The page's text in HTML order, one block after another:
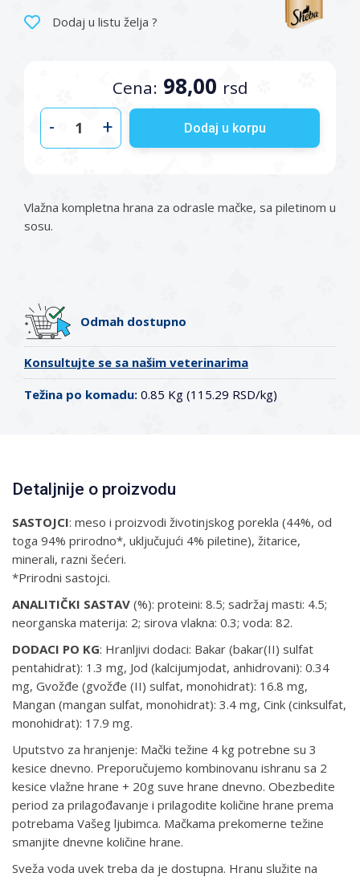
Dodaj u listu želja ?
Cena: 98,00 rsd
- + Dodaj u korpu
Vlažna kompletna hrana za odrasle mačke, sa piletinom u
sosu.
Odmah dostupno
Konsultujte se sa našim veterinarima
Težina po komadu: 0.85 Kg (115.29 RSD/kg)
Detaljnije o proizvodu
SASTOJCI: meso i proizvodi životinjskog porekla (44%, od
toga 94% prirodno*, uključujući 4% piletine), žitarice,
minerali, razni šećeri.
*Prirodni sastojci.
ANALITIČKI SASTAV (%): proteini: 8.5; sadržaj masti: 4.5;
neorganska materija: 2; sirova vlakna: 0.3; voda: 82.
DODACI PO KG: Hranljivi dodaci: Bakar (bakar(II) sulfat
pentahidrat): 1.3 mg, Jod (kalcijumjodat, anhidrovani): 0.34
mg, Gvožđe (gvožđe (II) sulfat, monohidrat): 16.8 mg,
Mangan (mangan sulfat, monohidrat): 3.4 mg, Cink (cinksulfat,
monohidrat): 17.9 mg.
Uputstvo za hranjenje: Mački težine 4 kg potrebne su 3
kesice dnevno. Preporučujemo kombinovanu ishranu sa 2
kesice vlažne hrane + 20g suve hrane dnevno. Obezbedite
period za prilagođavanje i prilagodite količine hrane prema
potrebama Vašeg ljubimca. Mačkama prekomerne težine
smanjite dnevne količine hrane.
Sveža voda uvek treba da je dostupna. Hranu služite na